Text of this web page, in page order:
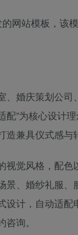
网站模板，该
、婚庆策划公
配”为核心设计
造兼具仪式感与
视觉风格，配
景、婚纱礼服
设计，自动适
询。